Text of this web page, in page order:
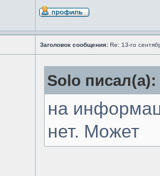
Заголовок сообщения: Re: 13-го
Solo писал(а):
на
нет. Может